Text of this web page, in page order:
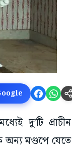
দু’টি প্রাচীন
অন্য মণ্ডপে যেতে